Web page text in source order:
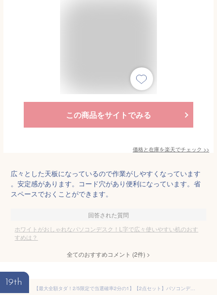
この商品をサイトでみる
価格と在庫を楽天でチェック >>
広々とした天板になっているので作業がしやすくなっています
。安定感があります。コード穴があり便利になっています。省
スペースでおくことができます。
回答された質問
ホワイトがおしゃれなパソコンデスク！L字で広々使いやすい机のおす
すめは？
全てのおすすめコメント (2件) >
19th
【最大全額タダ！2/5限定で当選確率2分の1】【2点セット】パソコンデスク デスク チェア セット 机 ドレッサー デスクセット 鏡なし 北欧 デスクセット シンプル おしゃれ 一人暮らし 90cm 木製 テーブルセット 勉強机 子ども 椅子付き pcデスク ワークデスク